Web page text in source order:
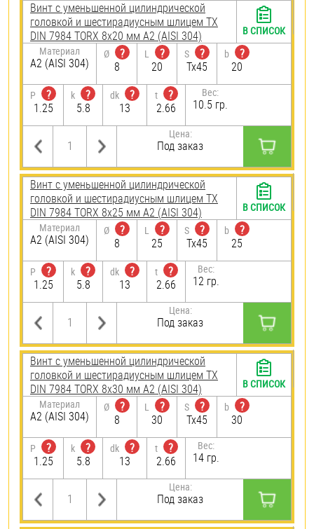
Винт с уменьшенной цилиндрической
головкой и шестирадиусным шлицем TX
DIN 7984 TORX 8х20 мм А2 (AISI 304)
Материал
А2 (AISI 304)
Ø
?
8
L
?
20
S
?
Tx45
b
?
20
P
?
1.25
k
?
5.8
dk
?
13
t
?
2.66
Вес:
10.5 гр.
Цена:
Под заказ
В СПИСОК
Винт с уменьшенной цилиндрической
головкой и шестирадиусным шлицем TX
DIN 7984 TORX 8х25 мм А2 (AISI 304)
Материал
А2 (AISI 304)
Ø
?
8
L
?
25
S
?
Tx45
b
?
25
P
?
1.25
k
?
5.8
dk
?
13
t
?
2.66
Вес:
12 гр.
Цена:
Под заказ
В СПИСОК
Винт с уменьшенной цилиндрической
головкой и шестирадиусным шлицем TX
DIN 7984 TORX 8х30 мм А2 (AISI 304)
Материал
А2 (AISI 304)
Ø
?
8
L
?
30
S
?
Tx45
b
?
30
P
?
1.25
k
?
5.8
dk
?
13
t
?
2.66
Вес:
14 гр.
Цена:
Под заказ
В СПИСОК